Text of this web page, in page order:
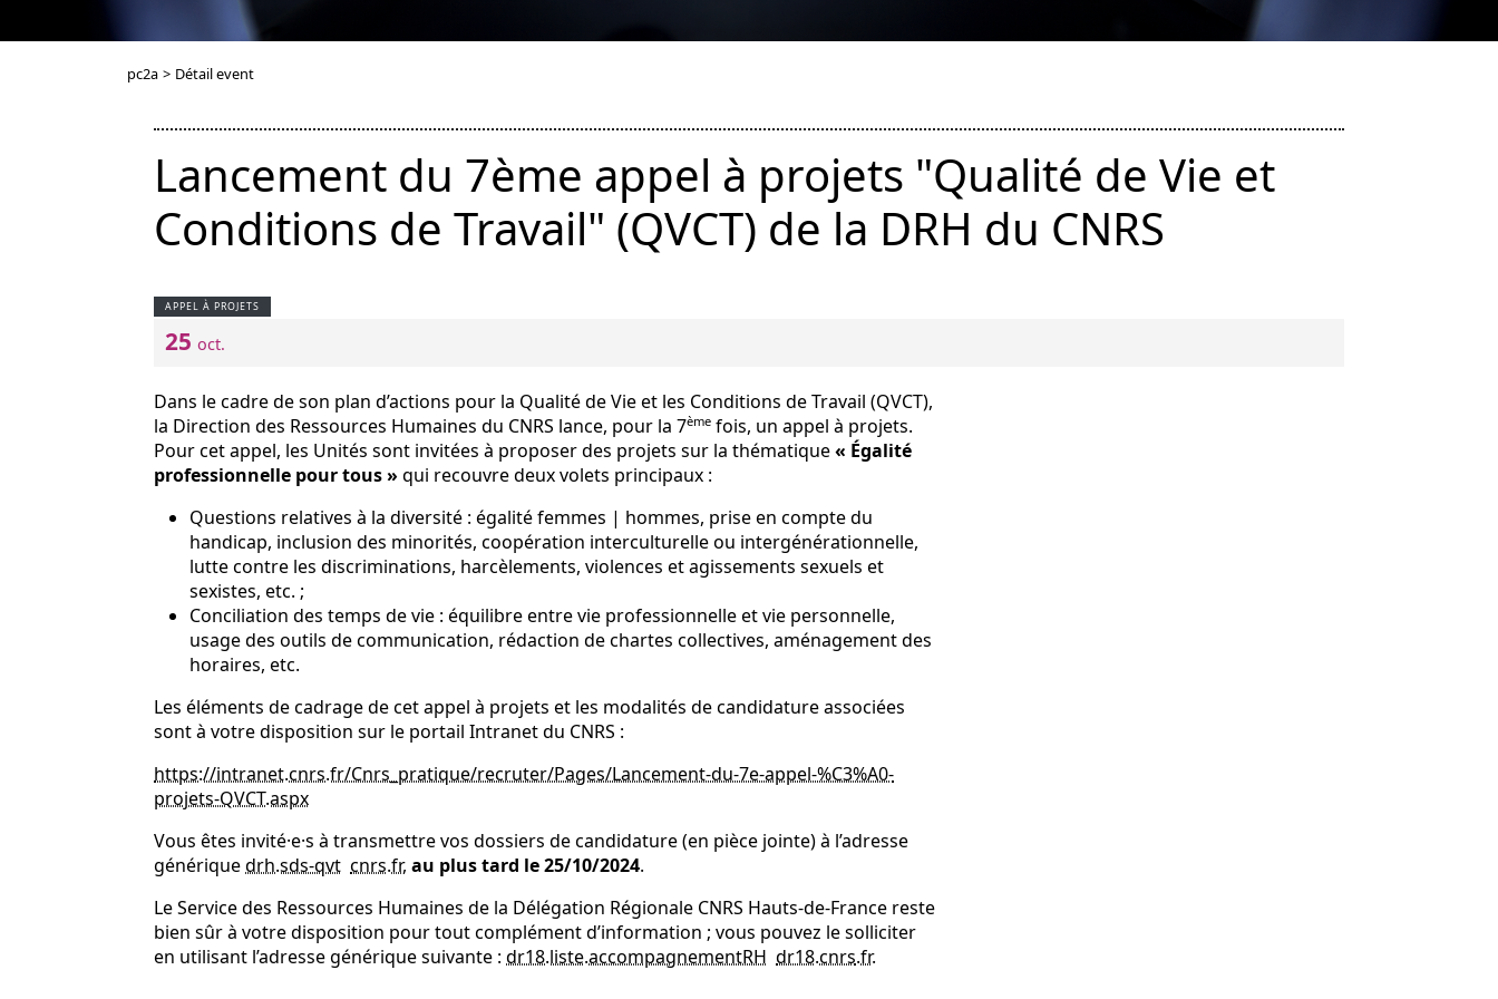
pc2a > Détail event
Lancement du 7ème appel à projets "Qualité de Vie et
Conditions de Travail" (QVCT) de la DRH du CNRS
APPEL À PROJETS
25 oct.
Dans le cadre de son plan d’actions pour la Qualité de Vie et les Conditions de Travail (QVCT),
la Direction des Ressources Humaines du CNRS lance, pour la 7ème fois, un appel à projets.
Pour cet appel, les Unités sont invitées à proposer des projets sur la thématique« Égalité
professionnelle pour tous »qui recouvre deux volets principaux :
Questions relatives à la diversité : égalité femmes | hommes, prise en compte du
handicap, inclusion des minorités, coopération interculturelle ou intergénérationnelle,
lutte contre les discriminations, harcèlements, violences et agissements sexuels et
sexistes, etc. ;
Conciliation des temps de vie : équilibre entre vie professionnelle et vie personnelle,
usage des outils de communication, rédaction de chartes collectives, aménagement des
horaires, etc.
Les éléments de cadrage de cet appel à projets et les modalités de candidature associées
sont à votre disposition sur le portail Intranet du CNRS :
https://intranet.cnrs.fr/Cnrs_pratique/recruter/Pages/Lancement-du-7e-appel-%C3%A0-
projets-QVCT.aspx
Vous êtes invité·e·s à transmettre vos dossiers de candidature (en pièce jointe) à l’adresse
génériquedrh.sds-qvt cnrs.fr, au plus tard le 25/10/2024.
Le Service des Ressources Humaines de la Délégation Régionale CNRS Hauts-de-France reste
bien sûr à votre disposition pour tout complément d’information ; vous pouvez le solliciter
en utilisant l’adresse générique suivante : dr18.liste.accompagnementRH dr18.cnrs.fr.